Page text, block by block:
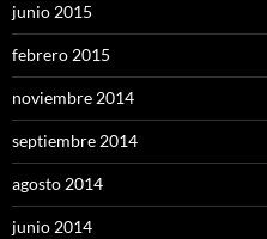
junio 2015
febrero 2015
noviembre 2014
septiembre 2014
agosto 2014
junio 2014